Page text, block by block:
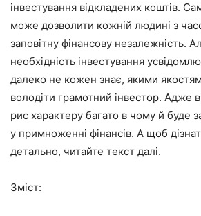
інвестування відкладених коштів.
може дозволити кожній людині з
заповітну фінансову незалежність.
необхідність інвестування
далеко не кожен знає, якими
володіти грамотний інвестор. Адже
рис характеру багато в чому й буде
у примноженні фінансів. А щоб
детально, читайте текст далі.
Зміст: